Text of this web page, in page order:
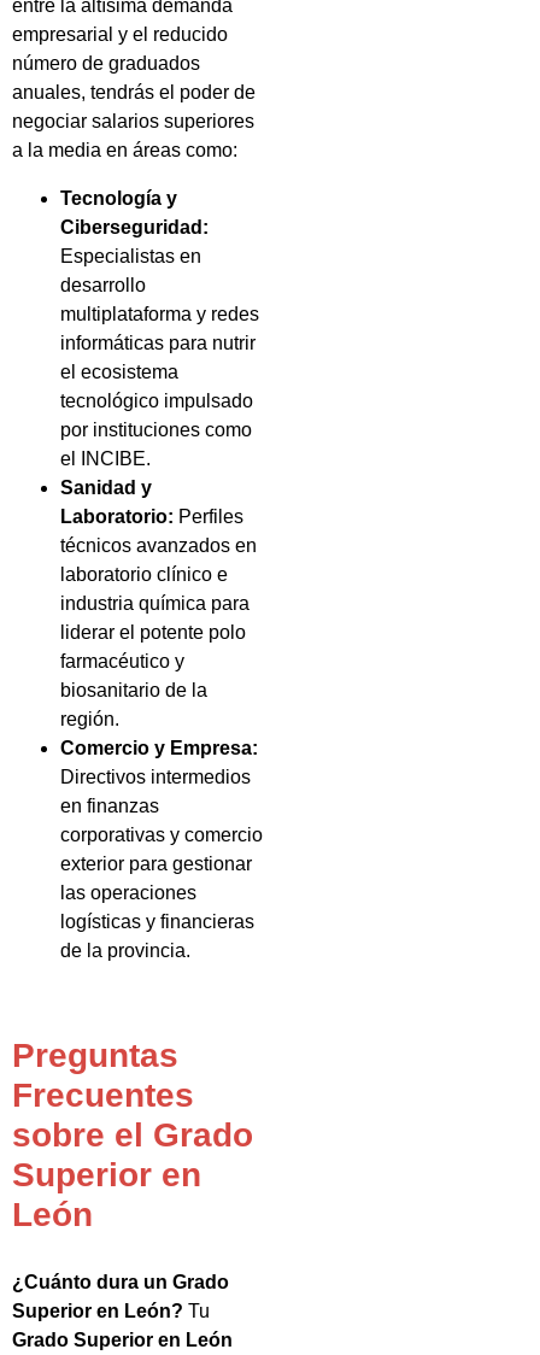
entre la altísima demanda
empresarial y el reducido
número de graduados
anuales, tendrás el poder de
negociar salarios superiores
a la media en áreas como:
Tecnología y
Ciberseguridad:
Especialistas en
desarrollo
multiplataforma y redes
informáticas para nutrir
el ecosistema
tecnológico impulsado
por instituciones como
el INCIBE.
Sanidad y
Laboratorio: Perfiles
técnicos avanzados en
laboratorio clínico e
industria química para
liderar el potente polo
farmacéutico y
biosanitario de la
región.
Comercio y Empresa:
Directivos intermedios
en finanzas
corporativas y comercio
exterior para gestionar
las operaciones
logísticas y financieras
de la provincia.
Preguntas
Frecuentes
sobre el Grado
Superior en
León
¿Cuánto dura un Grado
Superior en León? Tu
Grado Superior en León